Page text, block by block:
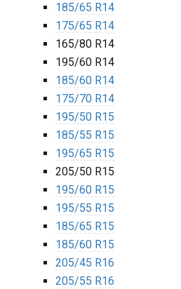
185/65 R14
175/65 R14
165/80 R14
195/60 R14
185/60 R14
175/70 R14
195/50 R15
185/55 R15
195/65 R15
205/50 R15
195/60 R15
195/55 R15
185/65 R15
185/60 R15
205/45 R16
205/55 R16